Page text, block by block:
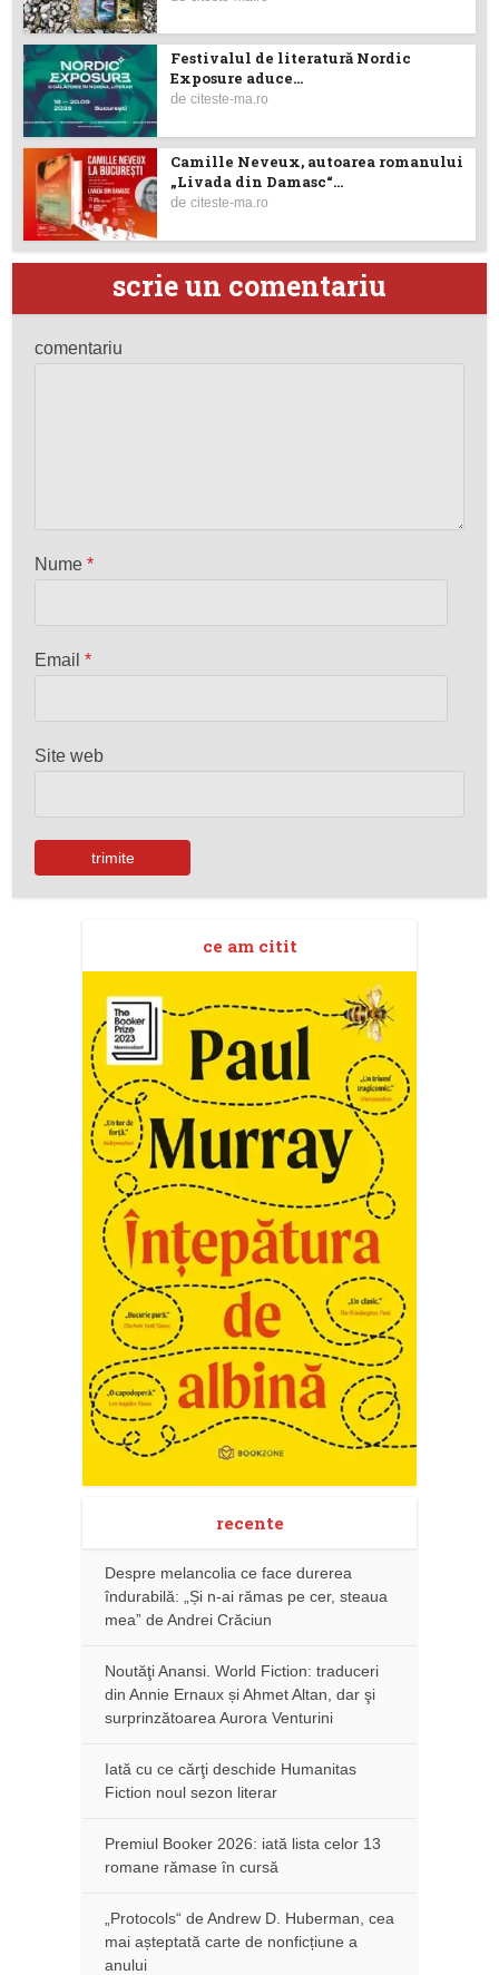
Festivalul de literatură Nordic
Exposure aduce...
deciteste-ma.ro
Camille Neveux, autoarea romanului
„Livada din Damasc“...
deciteste-ma.ro
scrie un comentariu
comentariu
Nume*
Email*
Site web
ce am citit
recente
Despre melancolia ce face durerea
îndurabilă: „Și n-ai rămas pe cer, steaua
mea” de Andrei Crăciun
Noutăţi Anansi. World Fiction: traduceri
din Annie Ernaux și Ahmet Altan, dar şi
surprinzătoarea Aurora Venturini
Iată cu ce cărţi deschide Humanitas
Fiction noul sezon literar
Premiul Booker 2026: iată lista celor 13
romane rămase în cursă
„Protocols“ de Andrew D. Huberman, cea
mai așteptată carte de nonficțiune a
anului